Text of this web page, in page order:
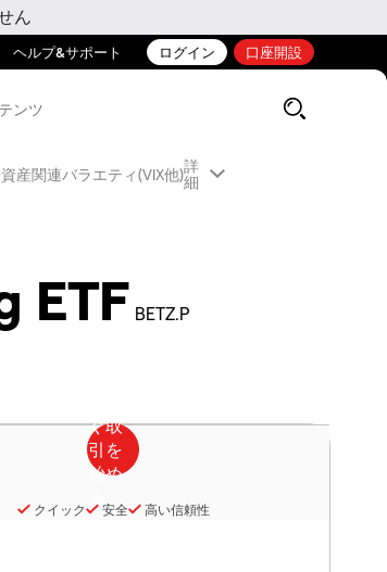
ん
ヘルプ&サポート ログイン 口座開設
ンツ
産関連バラエティ(VIX他)詳
細
ETF BETZ.P
クイック 安全 高い信頼性